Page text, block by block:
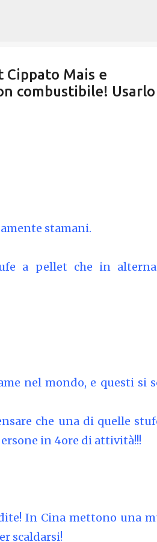
Cippato Mais e
combustibile! Usarlo
stamani.
a pellet che in
nel mondo, e questi si
che una di quelle
in 4ore di attività!!!
In Cina mettono una
scaldarsi!